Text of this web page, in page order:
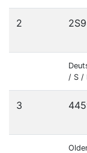
2
/ S /
3